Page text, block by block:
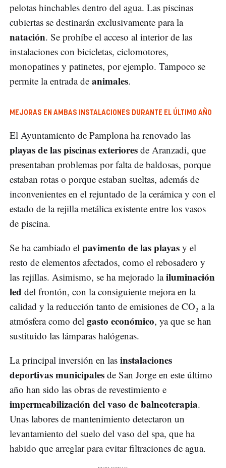
pelotas hinchables dentro del agua. Las piscinas
cubiertas se destinarán exclusivamente para la
natación. Se prohíbe el acceso al interior de las
instalaciones con bicicletas, ciclomotores,
monopatines y patinetes, por ejemplo. Tampoco se
permite la entrada de animales.
MEJORAS EN AMBAS INSTALACIONES DURANTE EL ÚLTIMO AÑO
El Ayuntamiento de Pamplona ha renovado las
playas de las piscinas exteriores de Aranzadi, que
presentaban problemas por falta de baldosas, porque
estaban rotas o porque estaban sueltas, además de
inconvenientes en el rejuntado de la cerámica y con el
estado de la rejilla metálica existente entre los vasos
de piscina.
Se ha cambiado el pavimento de las playas y el
resto de elementos afectados, como el rebosadero y
las rejillas. Asimismo, se ha mejorado lailuminación
led del frontón, con la consiguiente mejora en la
calidad y la reducción tanto de emisiones de CO₂ a la
atmósfera como del gasto económico, ya que se han
sustituido las lámparas halógenas.
La principal inversión en las instalaciones
deportivas municipales de San Jorge en este último
año han sido las obras de revestimiento e
impermeabilización del vaso de balneoterapia.
Unas labores de mantenimiento detectaron un
levantamiento del suelo del vaso del spa, que ha
habido que arreglar para evitar filtraciones de agua.